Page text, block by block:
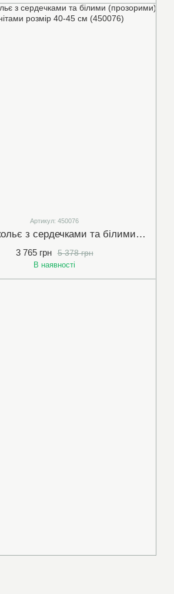
Артикул: 450076
Срібне кольє з сердечками та білими (прозорими) фіанітами розмір 40-45 см (450076)
5 378 грн
3 765 грн
В наявності